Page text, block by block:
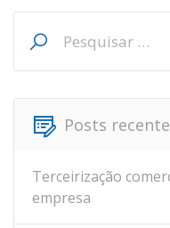
Pesquisar
por:
Posts
Terceirização
empresa